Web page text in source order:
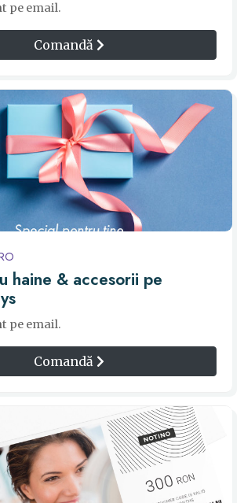
pe email.
Comandă
haine & accesorii pe
pe email.
Comandă